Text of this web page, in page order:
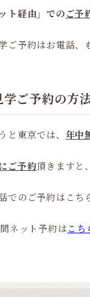
ト経由」でのご予
ご予約はお電話、
学ご予約の方
と東京では、 年中
ご予約頂きますと
でのご予約はこち
ネット予約はこち